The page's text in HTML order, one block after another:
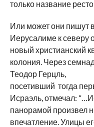
только название
Или может они пишут
Иерусалиме к северу
новый христианский
колония. Через
Теодор Герцль,
посетивший тогда
Исраэль, отмечал:
панорамой произвел
впечатление. Улицы